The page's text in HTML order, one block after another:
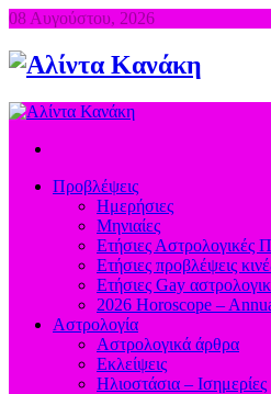
08 Αυγούστου, 2026
Προβλέψεις
Ημερήσιες
Μηνιαίες
Ετήσιες Αστρολογικές
Ετήσιες προβλέψεις
Ετήσιες Gay
2026 Horoscope –
Αστρολογία
Αστρολογικά άρθρα
Εκλείψεις
Ηλιοστάσια – Ισημερίες